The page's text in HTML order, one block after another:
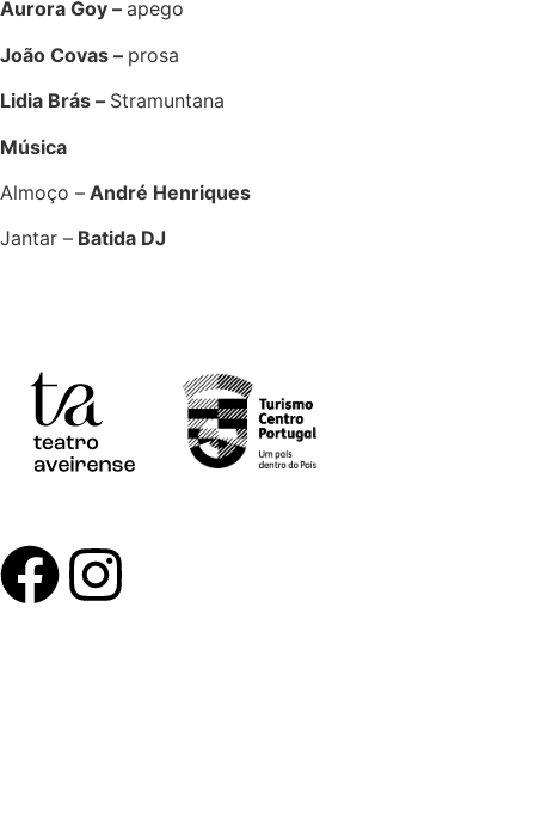
Aurora Goy – apego
João Covas – prosa
Lidia Brás – Stramuntana
Música
Almoço – André Henriques
Jantar – Batida DJ